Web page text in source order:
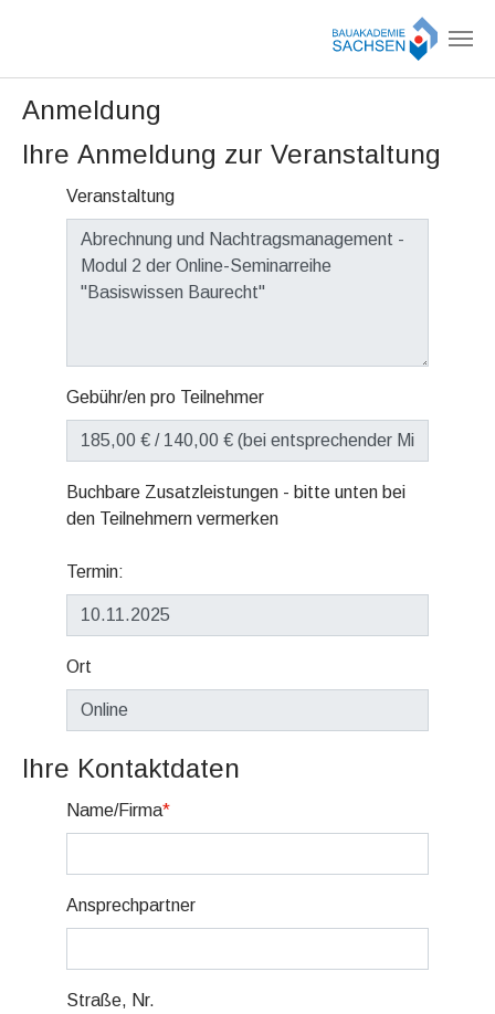
Anmeldung
Ihre Anmeldung zur Veranstaltung
Veranstaltung
Gebühr/en pro Teilnehmer
Buchbare Zusatzleistungen - bitte unten bei
den Teilnehmern vermerken
Termin:
Ort
Ihre Kontaktdaten
Name/Firma*
Ansprechpartner
Straße, Nr.